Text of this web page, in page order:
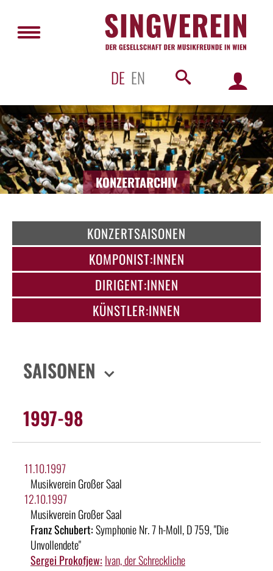
DE EN
KONZERTARCHIV
KONZERTSAISONEN
KOMPONIST:INNEN
DIRIGENT:INNEN
KÜNSTLER:INNEN
SAISONEN
1997-98
11.10.1997
Musikverein Großer Saal
12.10.1997
Musikverein Großer Saal
Franz Schubert:Symphonie Nr. 7 h-Moll, D 759, "Die
Unvollendete"
Sergei Prokofjew: Ivan, der Schreckliche